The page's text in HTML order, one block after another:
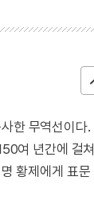
한 무역선이다.
여 년간에 걸쳐
황제에게 표문